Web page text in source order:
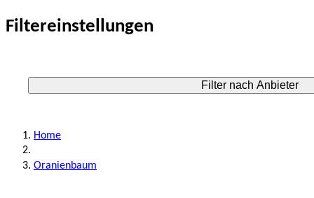
Filtereinstellungen
Filter nach Anbieter
Home
Oranienbaum